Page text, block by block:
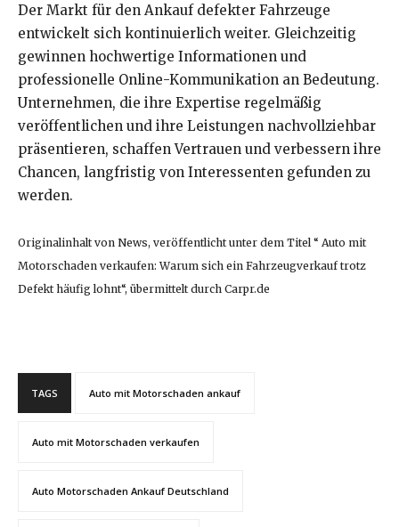
Der Markt für den Ankauf defekter Fahrzeuge
entwickelt sich kontinuierlich weiter. Gleichzeitig
gewinnen hochwertige Informationen und
professionelle Online-Kommunikation an Bedeutung.
Unternehmen, die ihre Expertise regelmäßig
veröffentlichen und ihre Leistungen nachvollziehbar
präsentieren, schaffen Vertrauen und verbessern ihre
Chancen, langfristig von Interessenten gefunden zu
werden.
Originalinhalt von News, veröffentlicht unter dem Titel “ Auto mit
Motorschaden verkaufen: Warum sich ein Fahrzeugverkauf trotz
Defekt häufig lohnt“, übermittelt durch Carpr.de
TAGS Auto mit Motorschaden ankauf
Auto mit Motorschaden verkaufen
Auto Motorschaden Ankauf Deutschland